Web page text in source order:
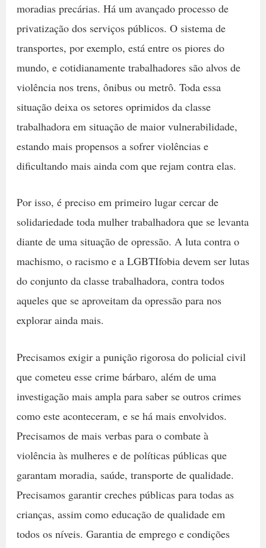
moradias precárias. Há um avançado processo de
privatização dos serviços públicos. O sistema de
transportes, por exemplo, está entre os piores do
mundo, e cotidianamente trabalhadores são alvos de
violência nos trens, ônibus ou metrô. Toda essa
situação deixa os setores oprimidos da classe
trabalhadora em situação de maior vulnerabilidade,
estando mais propensos a sofrer violências e
dificultando mais ainda com que rejam contra elas.
Por isso, é preciso em primeiro lugar cercar de
solidariedade toda mulher trabalhadora que se levanta
diante de uma situação de opressão. A luta contra o
machismo, o racismo e a LGBTIfobia devem ser lutas
do conjunto da classe trabalhadora, contra todos
aqueles que se aproveitam da opressão para nos
explorar ainda mais.
Precisamos exigir a punição rigorosa do policial civil
que cometeu esse crime bárbaro, além de uma
investigação mais ampla para saber se outros crimes
como este aconteceram, e se há mais envolvidos.
Precisamos de mais verbas para o combate à
violência às mulheres e de políticas públicas que
garantam moradia, saúde, transporte de qualidade.
Precisamos garantir creches públicas para todas as
crianças, assim como educação de qualidade em
todos os níveis. Garantia de emprego e condições